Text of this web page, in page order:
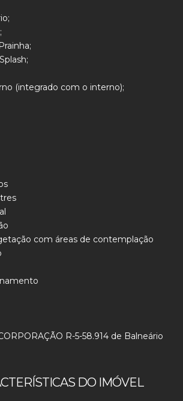
(integrado com o interno);
com áreas de contemplação
R-5-58.914 de Balneário
DO IMÓVEL